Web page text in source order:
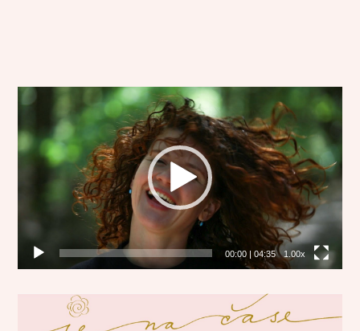
Video
přehrávač
00:00| 04:35 1.00x
přehrávač